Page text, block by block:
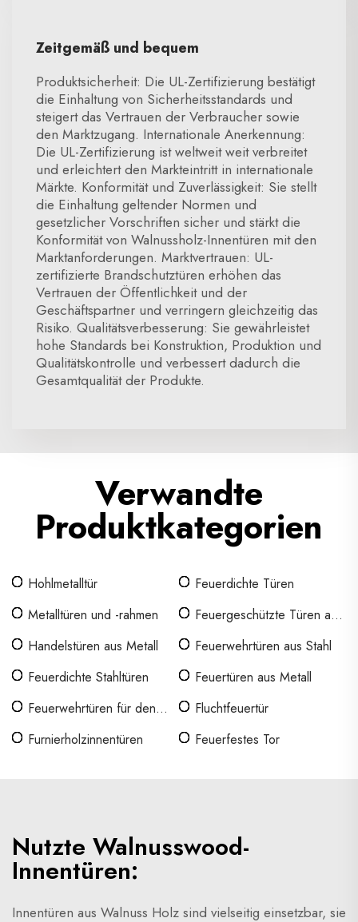
Zeitgemäß und bequem
Produktsicherheit: Die UL-Zertifizierung bestätigt
die Einhaltung von Sicherheitsstandards und
steigert das Vertrauen der Verbraucher sowie
den Marktzugang. Internationale Anerkennung:
Die UL-Zertifizierung ist weltweit weit verbreitet
und erleichtert den Markteintritt in internationale
Märkte. Konformität und Zuverlässigkeit: Sie stellt
die Einhaltung geltender Normen und
gesetzlicher Vorschriften sicher und stärkt die
Konformität von Walnussholz-Innentüren mit den
Marktanforderungen. Marktvertrauen: UL-
zertifizierte Brandschutztüren erhöhen das
Vertrauen der Öffentlichkeit und der
Geschäftspartner und verringern gleichzeitig das
Risiko. Qualitätsverbesserung: Sie gewährleistet
hohe Standards bei Konstruktion, Produktion und
Qualitätskontrolle und verbessert dadurch die
Gesamtqualität der Produkte.
Verwandte
Produktkategorien
Hohlmetalltür
Feuerdichte Türen
Metalltüren und -rahmen
Feuergeschützte Türen aus
Handelstüren aus Metall
Feuerwehrtüren aus Stahl
Feuerdichte Stahltüren
Feuertüren aus Metall
Feuerwehrtüren für den
Innenbereich
Fluchtfeuertür
Furnierholzinnentüren
Feuerfestes Tor
Nutzte Walnusswood-
Innentüren:
Innentüren aus Walnuss Holz sind vielseitig einsetzbar, sie